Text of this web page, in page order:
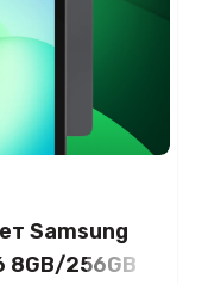
Samsung
8GB/256GB